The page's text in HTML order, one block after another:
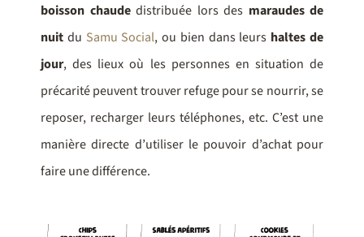
boisson chaude distribuée lors des maraudes de
nuit du Samu Social, ou bien dans leurs haltes de
jour, des lieux où les personnes en situation de
précarité peuvent trouver refuge pour se nourrir, se
reposer, recharger leurs téléphones, etc. C’est une
manière directe d’utiliser le pouvoir d’achat pour
faire une différence.